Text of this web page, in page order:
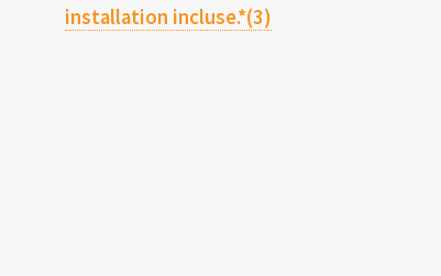
installation incluse.*(3)